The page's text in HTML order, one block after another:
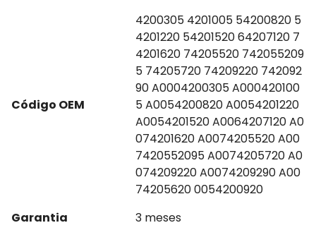
Código OEM
4200305 4201005 54200820 5
4201220 54201520 64207120 7
4201620 74205520 742055209
5 74205720 74209220 742092
90 A0004200305 A000420100
5 A0054200820 A0054201220
A0054201520 A0064207120 A0
074201620 A0074205520 A00
7420552095 A0074205720 A0
074209220 A0074209290 A00
74205620 0054200920
Garantia
3 meses